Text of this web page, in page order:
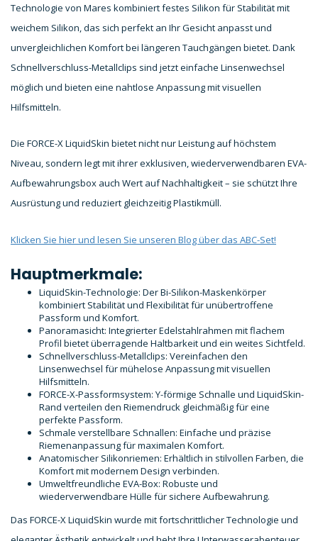
Technologie von Mares kombiniert festes Silikon für Stabilität mit
weichem Silikon, das sich perfekt an Ihr Gesicht anpasst und
unvergleichlichen Komfort bei längeren Tauchgängen bietet. Dank
Schnellverschluss-Metallclips sind jetzt einfache Linsenwechsel
möglich und bieten eine nahtlose Anpassung mit visuellen
Hilfsmitteln.
Die FORCE-X LiquidSkin bietet nicht nur Leistung auf höchstem
Niveau, sondern legt mit ihrer exklusiven, wiederverwendbaren EVA-
Aufbewahrungsbox auch Wert auf Nachhaltigkeit – sie schützt Ihre
Ausrüstung und reduziert gleichzeitig Plastikmüll.
Klicken Sie hier und lesen Sie unseren Blog über das ABC-Set!
Hauptmerkmale:
LiquidSkin-Technologie: Der Bi-Silikon-Maskenkörper
kombiniert Stabilität und Flexibilität für unübertroffene
Passform und Komfort.
Panoramasicht: Integrierter Edelstahlrahmen mit flachem
Profil bietet überragende Haltbarkeit und ein weites Sichtfeld.
Schnellverschluss-Metallclips: Vereinfachen den
Linsenwechsel für mühelose Anpassung mit visuellen
Hilfsmitteln.
FORCE-X-Passformsystem: Y-förmige Schnalle und LiquidSkin-
Rand verteilen den Riemendruck gleichmäßig für eine
perfekte Passform.
Schmale verstellbare Schnallen: Einfache und präzise
Riemenanpassung für maximalen Komfort.
Anatomischer Silikonriemen: Erhältlich in stilvollen Farben, die
Komfort mit modernem Design verbinden.
Umweltfreundliche EVA-Box: Robuste und
wiederverwendbare Hülle für sichere Aufbewahrung.
Das FORCE-X LiquidSkin wurde mit fortschrittlicher Technologie und